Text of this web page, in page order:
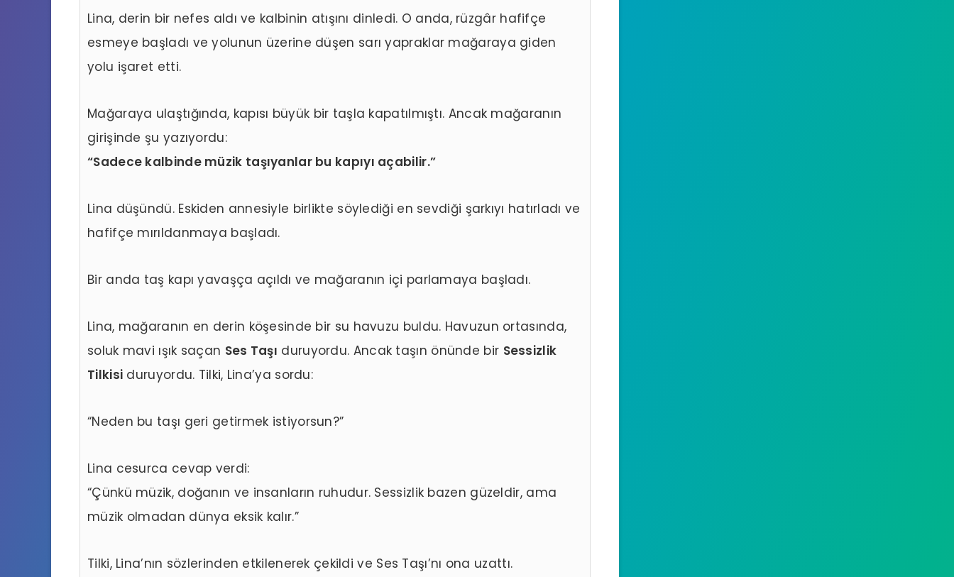
Lina, derin bir nefes aldı ve kalbinin atışını dinledi. O anda, rüzgâr hafifçe
esmeye başladı ve yolunun üzerine düşen sarı yapraklar mağaraya giden
yolu işaret etti.
Mağaraya ulaştığında, kapısı büyük bir taşla kapatılmıştı. Ancak mağaranın
girişinde şu yazıyordu:
“Sadece kalbinde müzik taşıyanlar bu kapıyı açabilir.”
Lina düşündü. Eskiden annesiyle birlikte söylediği en sevdiği şarkıyı hatırladı ve
hafifçe mırıldanmaya başladı.
Bir anda taş kapı yavaşça açıldı ve mağaranın içi parlamaya başladı.
Lina, mağaranın en derin köşesinde bir su havuzu buldu. Havuzun ortasında,
soluk mavi ışık saçan Ses Taşı duruyordu. Ancak taşın önünde bir Sessizlik
Tilkisi duruyordu. Tilki, Lina’ya sordu:
“Neden bu taşı geri getirmek istiyorsun?”
Lina cesurca cevap verdi:
“Çünkü müzik, doğanın ve insanların ruhudur. Sessizlik bazen güzeldir, ama
müzik olmadan dünya eksik kalır.”
Tilki, Lina’nın sözlerinden etkilenerek çekildi ve Ses Taşı’nı ona uzattı.